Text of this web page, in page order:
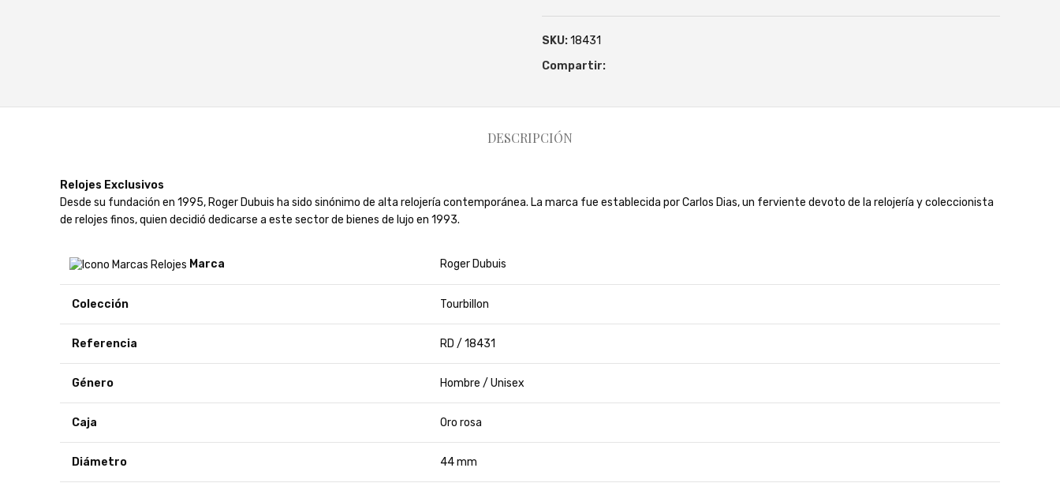
SKU:18431
Compartir:
DESCRIPCIÓN
Relojes Exclusivos
Desde su fundación en 1995, Roger Dubuis ha sido sinónimo de alta relojería contemporánea. La marca fue establecida por Carlos Dias, un ferviente devoto de la relojería y coleccionista
de relojes finos, quien decidió dedicarse a este sector de bienes de lujo en 1993.
Marca Roger Dubuis
Colección Tourbillon
Referencia RD / 18431
Género Hombre / Unisex
Caja Oro rosa
Diámetro 44 mm